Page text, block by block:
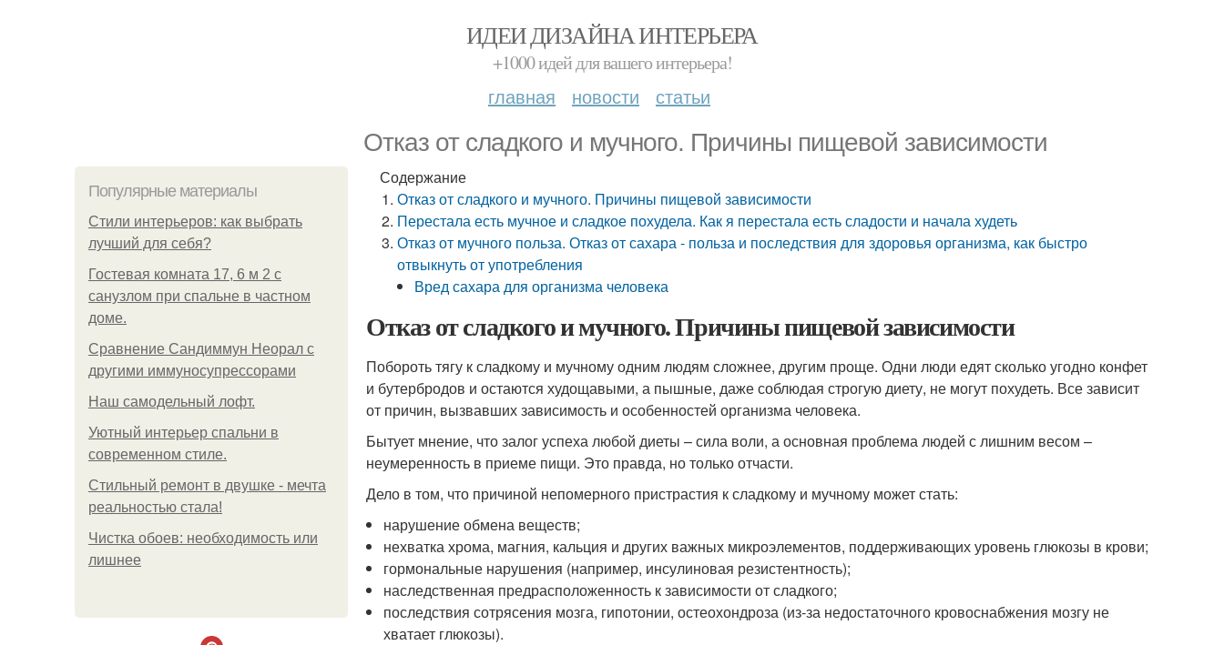
ИДЕИ ДИЗАЙНА ИНТЕРЬЕРА
+1000 идей для вашего интерьера!
главная новости статьи
Отказ от сладкого и мучного. Причины пищевой зависимости
Популярные материалы
Стили интерьеров: как выбрать
лучший для себя?
Гостевая комната 17, 6 м 2 с
санузлом при спальне в частном
доме.
Сравнение Сандиммун Неорал с
другими иммуносупрессорами
Наш самодельный лофт.
Уютный интерьер спальни в
современном стиле.
Стильный ремонт в двушке - мечта
реальностью стала!
Чистка обоев: необходимость или
лишнее
Содержание
Отказ от сладкого и мучного. Причины пищевой зависимости
Перестала есть мучное и сладкое похудела. Как я перестала есть сладости и начала худеть
Отказ от мучного польза. Отказ от сахара - польза и последствия для здоровья организма, как быстро
отвыкнуть от употребления
Вред сахара для организма человека
Отказ от сладкого и мучного. Причины пищевой зависимости
Побороть тягу к сладкому и мучному одним людям сложнее, другим проще. Одни люди едят сколько угодно конфет
и бутербродов и остаются худощавыми, а пышные, даже соблюдая строгую диету, не могут похудеть. Все зависит
от причин, вызвавших зависимость и особенностей организма человека.
Бытует мнение, что залог успеха любой диеты – сила воли, а основная проблема людей с лишним весом –
неумеренность в приеме пищи. Это правда, но только отчасти.
Дело в том, что причиной непомерного пристрастия к сладкому и мучному может стать:
нарушение обмена веществ;
нехватка хрома, магния, кальция и других важных микроэлементов, поддерживающих уровень глюкозы в крови;
гормональные нарушения (например, инсулиновая резистентность);
наследственная предрасположенность к зависимости от сладкого;
последствия сотрясения мозга, гипотонии, остеохондроза (из-за недостаточного кровоснабжения мозгу не
хватает глюкозы).